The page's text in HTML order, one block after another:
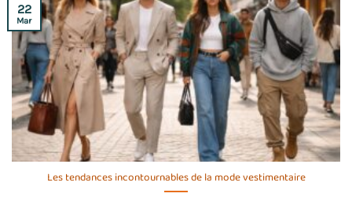
Les tendances incontournables de la mode vestimentaire
22
Mar